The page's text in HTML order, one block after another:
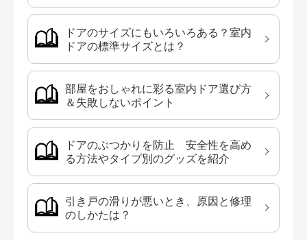
ドアのサイズにもいろいろある？室内
ドアの標準サイズとは？
部屋をおしゃれに彩る室内ドア選び方
＆失敗しないポイント
ドアのぶつかりを防止 安全性を高め
る方法やタイプ別のグッズを紹介
引き戸の滑りが悪いとき、原因と修理
のしかたは？